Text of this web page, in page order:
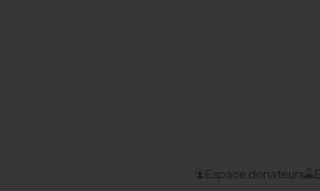
Espace donateurs
Concert de piano à la basiliqu...